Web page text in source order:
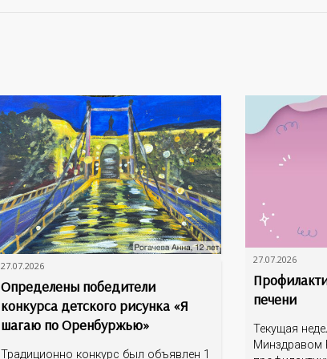
27.07.2026
Определены победители
конкурса детского рисунка «Я
шагаю по Оренбуржью»
Традиционно конкурс был объявлен 1
27.07.2026
печени
Текущая
Минздравом